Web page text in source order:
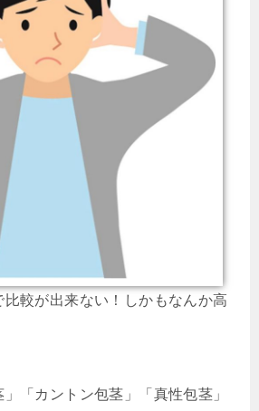
比較が出来ない！しかもなんか高
「カントン包茎」「真性包茎」